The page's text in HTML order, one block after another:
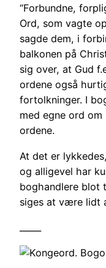
“Forbundne,
Ord, som vagte
sagde dem, i
balkonen på
sig over, at Gud
ordene også
fortolkninger. I
med egne ord
ordene.
At det er
og alligevel har
boghandlere blot
siges at være lidt